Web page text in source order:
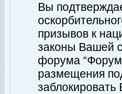
Вы
призывов к
законы Вашей
форума “Форум
размещения
заблокировать